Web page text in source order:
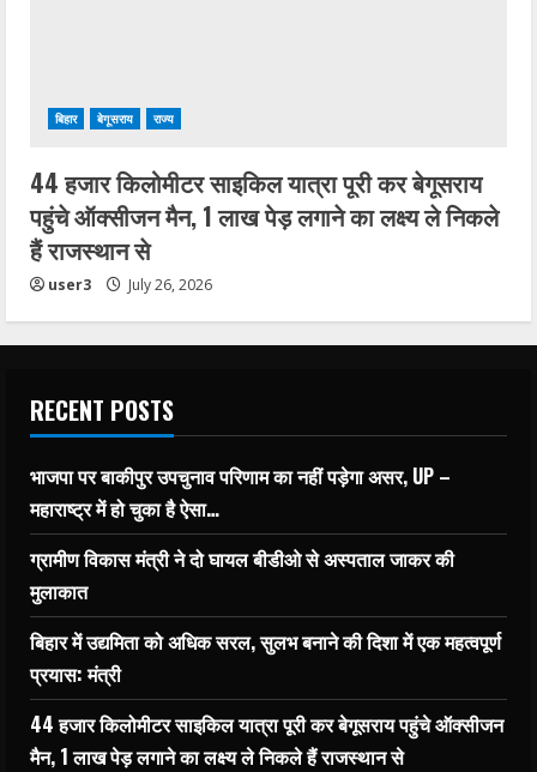
बिहार बेगूसराय राज्य
44 हजार किलोमीटर साइकिल यात्रा पूरी कर बेगूसराय
पहुंचे ऑक्सीजन मैन, 1 लाख पेड़ लगाने का लक्ष्य ले निकले
हैं राजस्थान से
user3 July 26, 2026
RECENT POSTS
भाजपा पर बाकीपुर उपचुनाव परिणाम का नहीं पड़ेगा असर, UP –
महाराष्ट्र में हो चुका है ऐसा…
ग्रामीण विकास मंत्री ने दो घायल बीडीओ से अस्पताल जाकर की
मुलाकात
बिहार में उद्यमिता को अधिक सरल, सुलभ बनाने की दिशा में एक महत्वपूर्ण
प्रयास: मंत्री
44 हजार किलोमीटर साइकिल यात्रा पूरी कर बेगूसराय पहुंचे ऑक्सीजन
मैन, 1 लाख पेड़ लगाने का लक्ष्य ले निकले हैं राजस्थान से